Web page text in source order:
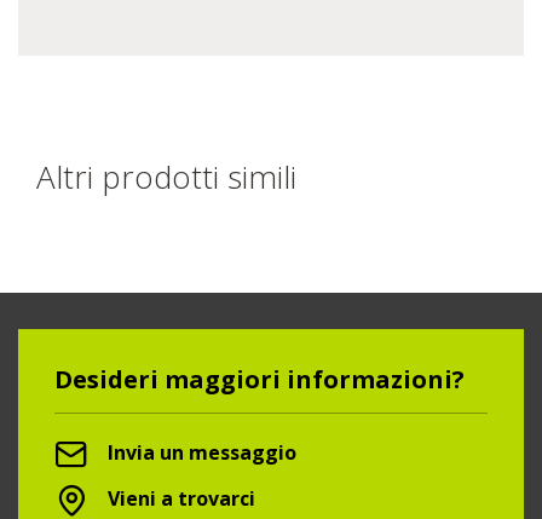
Altri prodotti simili
Desideri maggiori informazioni?
Invia un messaggio
Vieni a trovarci